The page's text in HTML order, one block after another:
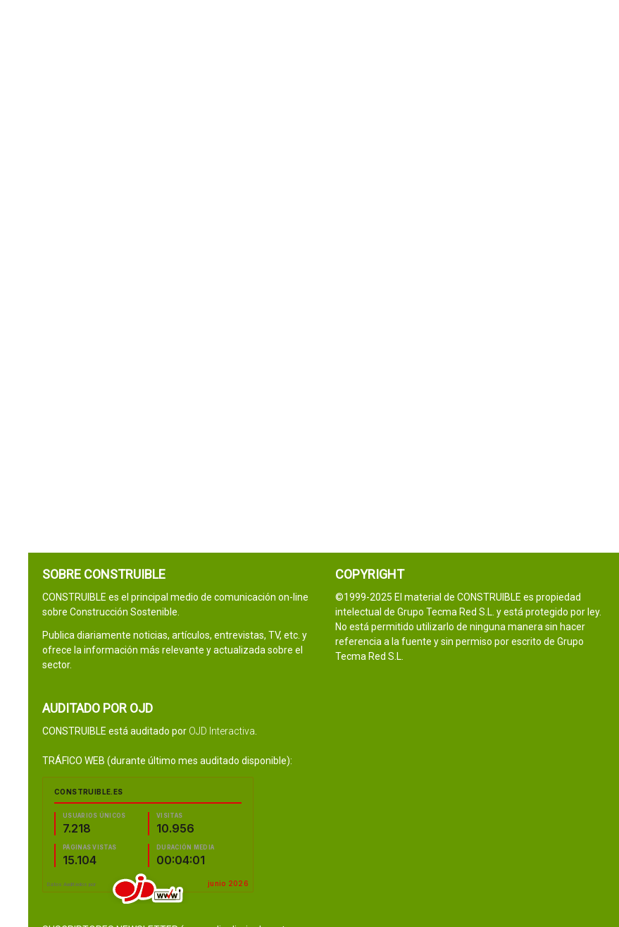
SOBRE CONSTRUIBLE
CONSTRUIBLE es el principal medio de comunicación on-line
sobre Construcción Sostenible.
Publica diariamente noticias, artículos, entrevistas, TV, etc. y
ofrece la información más relevante y actualizada sobre el
sector.
AUDITADO POR OJD
CONSTRUIBLE está auditado por OJD Interactiva
TRÁFICO WEB (durante último mes auditado disponible):
COPYRIGHT
©1999-2025 El material de CONSTRUIBLE es propiedad
intelectual de Grupo Tecma Red S.L. y está protegido por ley.
No está permitido utilizarlo de ninguna manera sin hacer
referencia a la fuente y sin permiso por escrito de Grupo
Tecma Red S.L.